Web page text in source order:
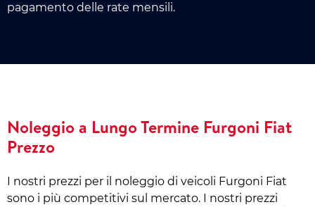
pagamento delle rate mensili.
Noleggio a Lungo Termine Furgoni Fiat
Prezzo
I nostri prezzi per il noleggio di veicoli Furgoni Fiat
sono i più competitivi sul mercato. I nostri prezzi